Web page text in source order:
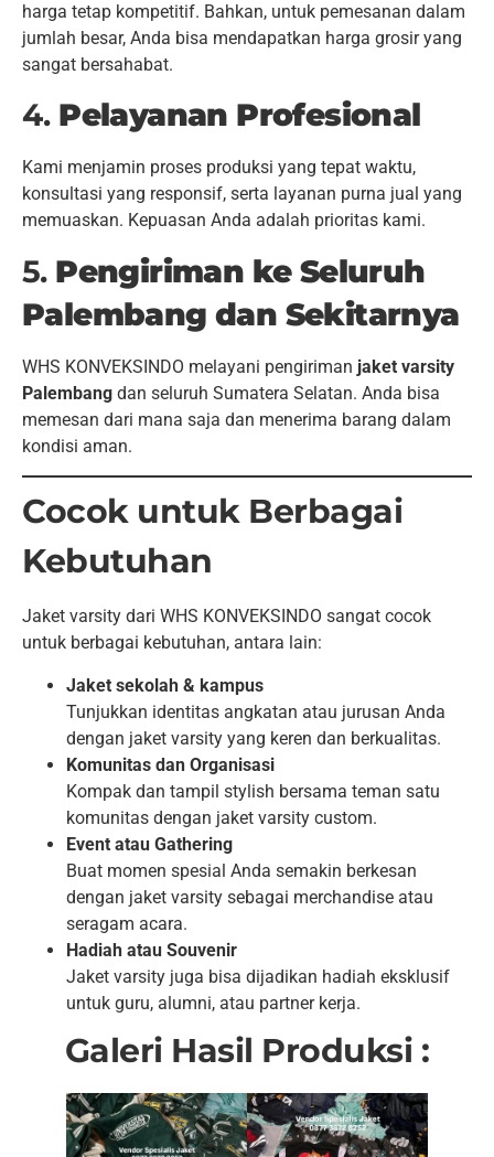
harga tetap kompetitif. Bahkan, untuk pemesanan dalam
jumlah besar, Anda bisa mendapatkan harga grosir yang
sangat bersahabat.
4. Pelayanan Profesional
Kami menjamin proses produksi yang tepat waktu,
konsultasi yang responsif, serta layanan purna jual yang
memuaskan. Kepuasan Anda adalah prioritas kami.
5. Pengiriman ke Seluruh
Palembang dan Sekitarnya
WHS KONVEKSINDO melayani pengiriman jaket varsity
Palembang dan seluruh Sumatera Selatan. Anda bisa
memesan dari mana saja dan menerima barang dalam
kondisi aman.
Cocok untuk Berbagai
Kebutuhan
Jaket varsity dari WHS KONVEKSINDO sangat cocok
untuk berbagai kebutuhan, antara lain:
Jaket sekolah & kampus
Tunjukkan identitas angkatan atau jurusan Anda
dengan jaket varsity yang keren dan berkualitas.
Komunitas dan Organisasi
Kompak dan tampil stylish bersama teman satu
komunitas dengan jaket varsity custom.
Event atau Gathering
Buat momen spesial Anda semakin berkesan
dengan jaket varsity sebagai merchandise atau
seragam acara.
Hadiah atau Souvenir
Jaket varsity juga bisa dijadikan hadiah eksklusif
untuk guru, alumni, atau partner kerja.
Galeri Hasil Produksi :